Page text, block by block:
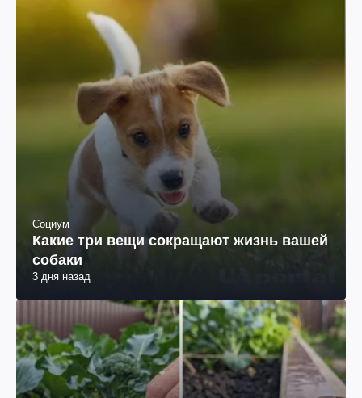
Социум
Какие три вещи сокращают жизнь вашей
собаки
3 дня назад